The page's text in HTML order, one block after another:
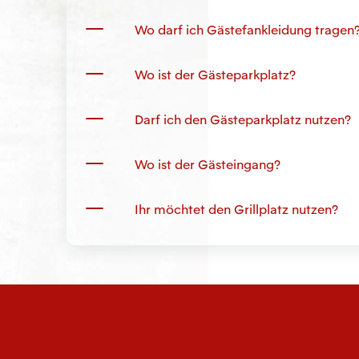
Wo darf ich Gästefankleidung
Wo ist der Gästeparkplatz?
Darf ich den Gästeparkplatz nutzen?
Wo ist der Gästeingang?
Ihr möchtet den Grillplatz nutzen?